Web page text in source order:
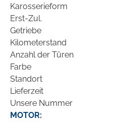
Karosserieform
Erst-Zul.
Getriebe
Kilometerstand
Anzahl der Türen
Farbe
Standort
Lieferzeit
Unsere Nummer
MOTOR: